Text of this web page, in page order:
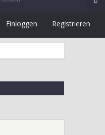
Einloggen Registrieren